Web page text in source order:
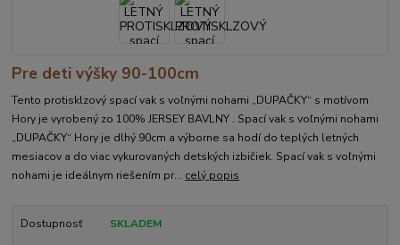
Pre deti výšky 90-100cm
Tento protisklzový spací vak s voľnými nohami „DUPAČKY“ s motívom
Hory je vyrobený zo 100% JERSEY BAVLNY . Spací vak s voľnými nohami
„DUPAČKY“ Hory je dlhý 90cm a výborne sa hodí do teplých letných
mesiacov a do viac vykurovaných detských izbičiek. Spací vak s voľnými
nohami je ideálnym riešením pr... celý popis
Dostupnosť SKLADEM